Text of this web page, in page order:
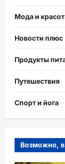
Мода и
Новости плюс
Продукты
Путешествия
Спорт и йога
Возможно,